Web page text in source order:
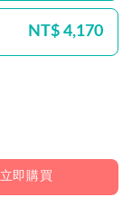
NT$ 4,170
立即購買